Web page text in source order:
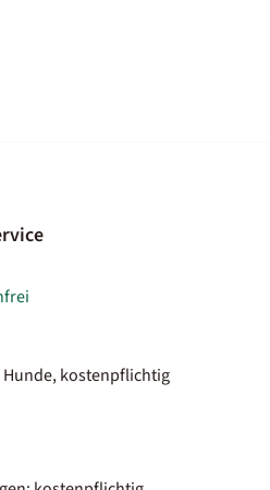
kostenpflichtig